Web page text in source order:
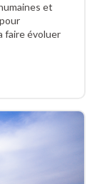
et
faire évoluer